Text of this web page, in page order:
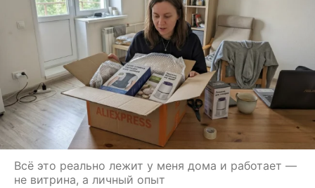
Всё это реально лежит у меня дома и работает —
не витрина, а личный опыт